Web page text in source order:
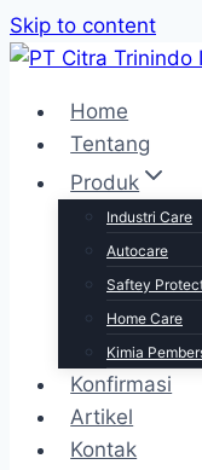
Skip to content
Home
Tentang
Produk
Industri Care
Autocare
Saftey
Home Care
Kimia
Konfirmasi
Artikel
Kontak